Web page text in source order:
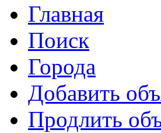
Главная
Поиск
Города
Добавить
Продлить